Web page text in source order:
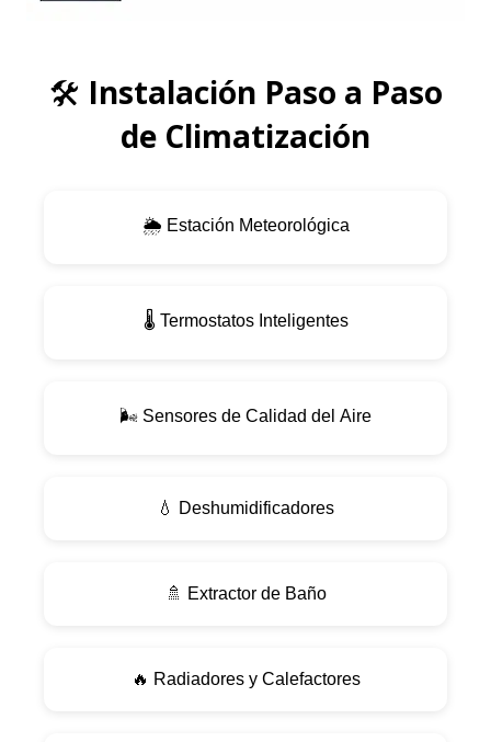
🛠️ Instalación Paso a Paso
de Climatización
🌦️ Estación Meteorológica
🌡️ Termostatos Inteligentes
🌬️ Sensores de Calidad del Aire
💧 Deshumidificadores
🚿 Extractor de Baño
🔥 Radiadores y Calefactores